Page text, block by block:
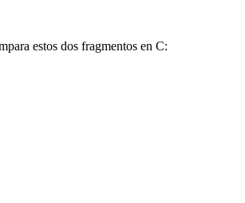
estos dos fragmentos en C: